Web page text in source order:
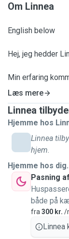
Om Linnea
English below
Hej, jeg hedder
Min erfaring
mine egne dyr,
Min største
🐈
Jeg har bla
katten Sky, når
været kortere
hos Sky.
Jeg er vokset op
hamster, hund,
Læs mere
Linnea
Hjemme hos
Linnea
hjem.
Hjemme hos dig.
Pasning
både på
fra 300 kr. /
Linnea